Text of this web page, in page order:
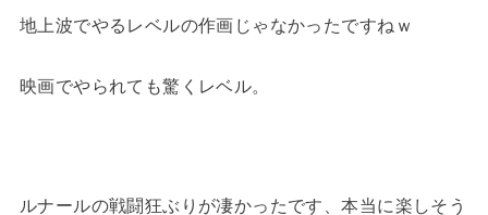
地上波でやるレベルの作画じゃなかったですねｗ
映画でやられても驚くレベル。
ルナールの戦闘狂ぶりが凄かったです、本当に楽しそう